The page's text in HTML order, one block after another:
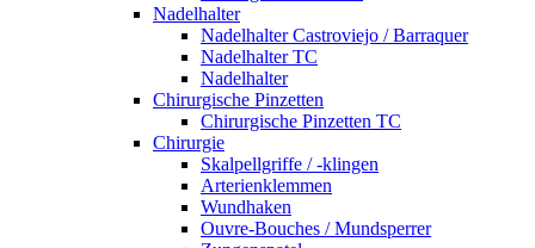
Nadelhalter
Nadelhalter Castroviejo / Barraquer
Nadelhalter TC
Nadelhalter
Chirurgische Pinzetten
Chirurgische Pinzetten TC
Chirurgie
Skalpellgriffe / -klingen
Arterienklemmen
Wundhaken
Ouvre-Bouches / Mundsperrer